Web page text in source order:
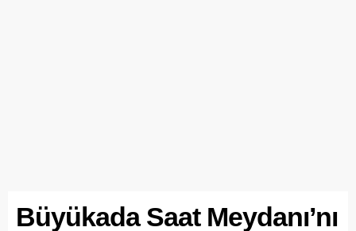
Büyükada Saat Meydanı’nı